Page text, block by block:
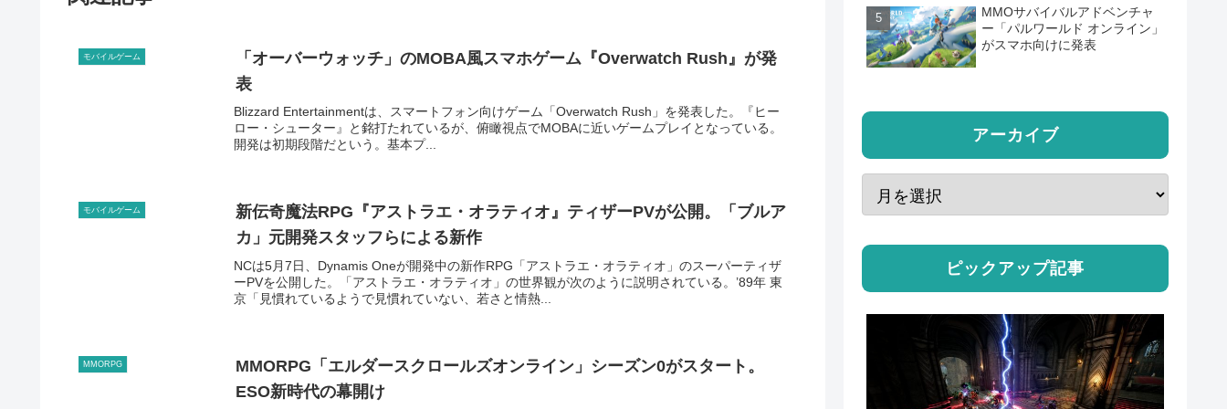
モバイルゲーム
「オーバーウォッチ」のMOBA風スマホゲーム『Overwatch Rush』が発
表
Blizzard Entertainmentは、スマートフォン向けゲーム「Overwatch Rush」を発表した。『ヒー
ロー・シューター』と銘打たれているが、俯瞰視点でMOBAに近いゲームプレイとなっている。
開発は初期段階だという。基本プ...
モバイルゲーム
新伝奇魔法RPG『アストラエ・オラティオ』ティザーPVが公開。「ブルア
カ」元開発スタッフらによる新作
NCは5月7日、Dynamis Oneが開発中の新作RPG「アストラエ・オラティオ」のスーパーティザ
ーPVを公開した。「アストラエ・オラティオ」の世界観が次のように説明されている。’89年 東
京「見慣れているようで見慣れていない、若さと情熱...
MMORPG
MMORPG「エルダースクロールズオンライン」シーズン0がスタート。
ESO新時代の幕開け
MMOサバイバルアドベンチャ
ー「パルワールド オンライン」
がスマホ向けに発表
アーカイブ
ピックアップ記事